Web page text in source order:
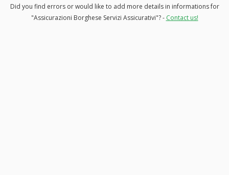
Did you find errors or would like to add more details in informations for
"Assicurazioni Borghese Servizi Assicurativi"? - Contact us!